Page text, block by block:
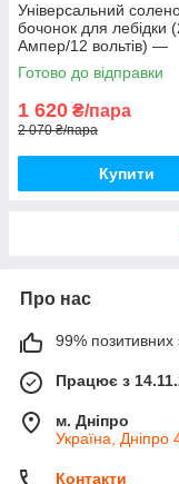
Універсальний
бочонок для лебідки
Ампер/12 вольтів) —
комплект 2 штуки
Готово до відправки
1 620 ₴/пара
2 070 ₴/пара
Купити
Про нас
99% позитивних
Працює з
м. Дніпро
Україна, Дніпро
Контакти